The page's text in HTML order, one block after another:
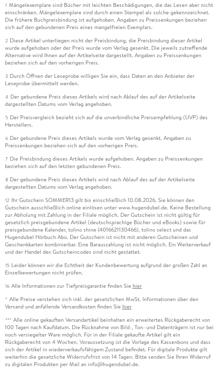
1 Mängelexemplare sind Bücher mit leichten Beschädigungen, die das Lesen aber nicht
einschränken. Mängelexemplare sind durch einen Stempel als solche gekennzeichnet.
Die frühere Buchpreisbindung ist aufgehoben. Angaben zu Preissenkungen beziehen
sich auf den gebundenen Preis eines mangelfreien Exemplars.
2 Diese Artikel unterliegen nicht der Preisbindung, die Preisbindung dieser Artikel
wurde aufgehoben oder der Preis wurde vom Verlag gesenkt. Die jeweils zutreffende
Alternative wird Ihnen auf der Artikelseite dargestellt. Angaben zu Preissenkungen
beziehen sich auf den vorherigen Preis.
3 Durch Öffnen der Leseprobe willigen Sie ein, dass Daten an den Anbieter der
Leseprobe übermittelt werden.
4 Der gebundene Preis dieses Artikels wird nach Ablauf des auf der Artikelseite
dargestellten Datums vom Verlag angehoben.
5 Der Preisvergleich bezieht sich auf die unverbindliche Preisempfehlung (UVP) des
Herstellers.
6 Der gebundene Preis dieses Artikels wurde vom Verlag gesenkt. Angaben zu
Preissenkungen beziehen sich auf den vorherigen Preis.
7 Die Preisbindung dieses Artikels wurde aufgehoben. Angaben zu Preissenkungen
beziehen sich auf den letzten gebundenen Preis.
8 Der gebundene Preis dieses Artikels wird nach Ablauf des auf der Artikelseite
dargestellten Datums vom Verlag angehoben.
12 Ihr Gutschein SOMMER13 gilt bis einschließlich 10.08.2026. Sie können den
Gutschein ausschließlich online einlösen unter www.hugendubel.de. Keine Bestellung
zur Abholung mit Zahlung in der Filiale möglich. Der Gutschein ist nicht gültig für
gesetzlich preisgebundene Artikel (deutschsprachige Bücher und eBooks) sowie für
preisgebundene Kalender, tolino shine (4016621130466), tolino select und das
Hugendubel Hörbuch Abo. Der Gutschein ist nicht mit anderen Gutscheinen und
Geschenkkarten kombinierbar. Eine Barauszahlung ist nicht möglich. Ein Weiterverkauf
und der Handel des Gutscheincodes sind nicht gestattet.
15 Leider können wir die Echtheit der Kundenbewertung aufgrund der großen Zahl an
Einzelbewertungen nicht prüfen.
16 Alle Informationen zur Tiefpreisgarantie finden Sie hier
* Alle Preise verstehen sich inkl. der gesetzlichen MwSt. Informationen über den
Versand und anfallende Versandkosten finden Sie hier
*** Alle online gekauften Versandartikel beinhalten ein erweitertes Rückgaberecht von
100 Tagen nach Kaufdatum. Die Rücknahme von Bild-, Ton- und Datenträgern ist nur bei
noch versiegelter Ware möglich. Für in der Filiale gekaufte Artikel gilt ein
Rückgaberecht von 4 Wochen. Voraussetzung ist die Vorlage des Kassenbons und dass
sich der Artikel in wiederverkaufsfähigem Zustand befindet. Für digitale Produkte gilt
weiterhin die gesetzliche Widerrufsfrist von 14 Tagen. Bitte senden Sie Ihren Widerruf
zu digitalen Produkten per Mail an info@hugendubel.de.